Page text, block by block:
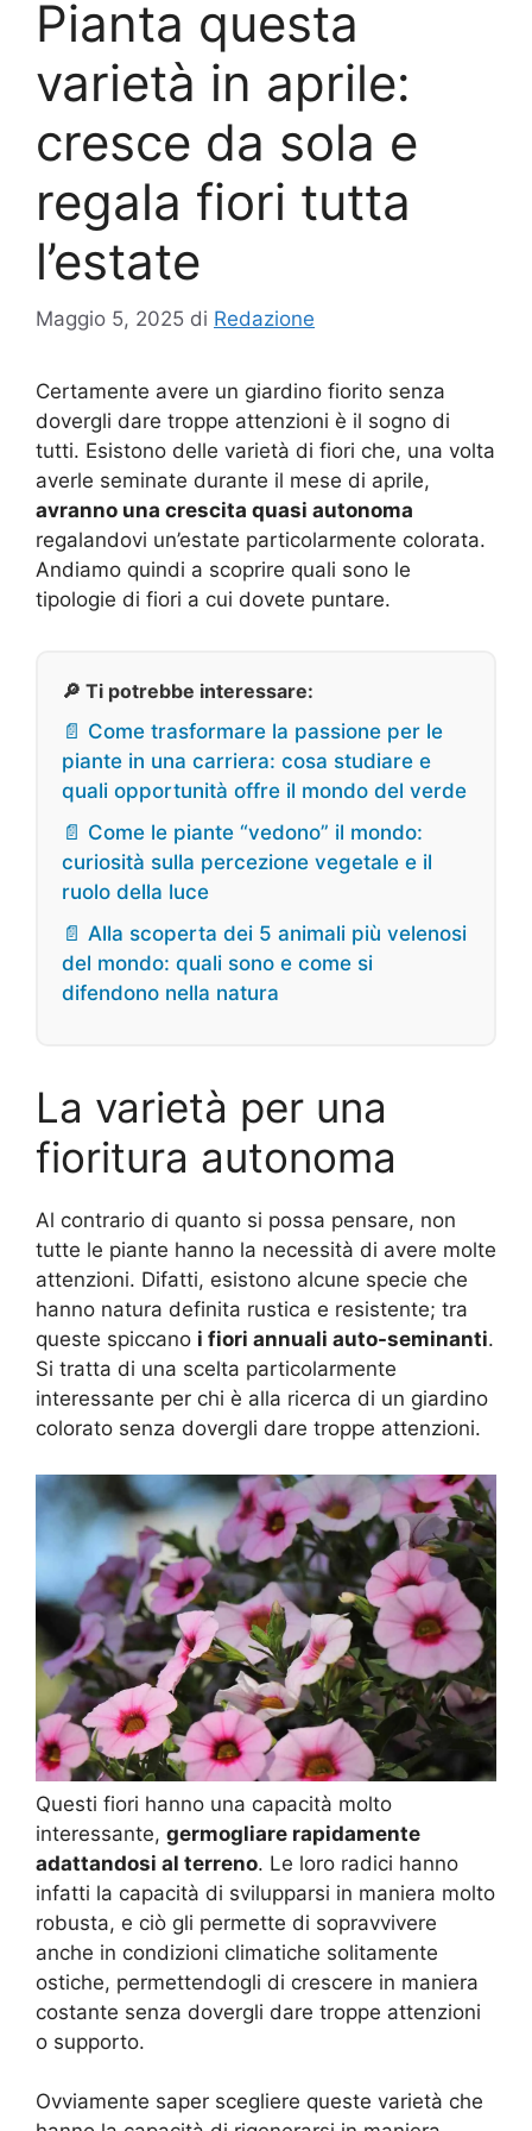
Pianta questa
varietà in aprile:
cresce da sola e
regala fiori tutta
l’estate
Maggio 5, 2025 di Redazione
Certamente avere un giardino fiorito senza
dovergli dare troppe attenzioni è il sogno di
tutti. Esistono delle varietà di fiori che, una volta
averle seminate durante il mese di aprile,
avranno una crescita quasi autonoma
regalandovi un’estate particolarmente colorata.
Andiamo quindi a scoprire quali sono le
tipologie di fiori a cui dovete puntare.
🔎 Ti potrebbe interessare:
📄 Come trasformare la passione per le
piante in una carriera: cosa studiare e
quali opportunità offre il mondo del verde
📄 Come le piante “vedono” il mondo:
curiosità sulla percezione vegetale e il
ruolo della luce
📄 Alla scoperta dei 5 animali più velenosi
del mondo: quali sono e come si
difendono nella natura
La varietà per una
fioritura autonoma
Al contrario di quanto si possa pensare, non
tutte le piante hanno la necessità di avere molte
attenzioni. Difatti, esistono alcune specie che
hanno natura definita rustica e resistente; tra
queste spiccano i fiori annuali auto-seminanti.
Si tratta di una scelta particolarmente
interessante per chi è alla ricerca di un giardino
colorato senza dovergli dare troppe attenzioni.
Questi fiori hanno una capacità molto
interessante, germogliare rapidamente
adattandosi al terreno. Le loro radici hanno
infatti la capacità di svilupparsi in maniera molto
robusta, e ciò gli permette di sopravvivere
anche in condizioni climatiche solitamente
ostiche, permettendogli di crescere in maniera
costante senza dovergli dare troppe attenzioni
o supporto.
Ovviamente saper scegliere queste varietà che